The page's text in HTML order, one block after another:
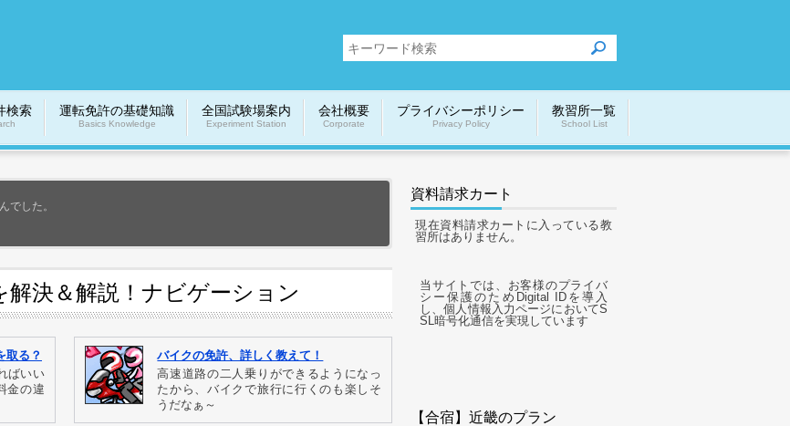
検索 運転免許の基礎知識
Basics Knowledge
全国試験場案内
Experiment Station
会社概要
Corporate
プライバシーポリシー
Privacy Policy
教習所一覧
School List
でした。
決＆解説！ナビゲーション
取る？
ばいい
金の違
バイクの免許、詳しく教えて！
高速道路の二人乗りができるようになっ
たから、バイクで旅行に行くのも楽しそ
うだなぁ～
資料請求カート
現在資料請求カートに入っている教
習所はありません。
当サイトでは、お客様のプライバ
シー保護のためDigital IDを導入
し、個人情報入力ページにおいてS
SL暗号化通信を実現しています
【合宿】近畿のプラン